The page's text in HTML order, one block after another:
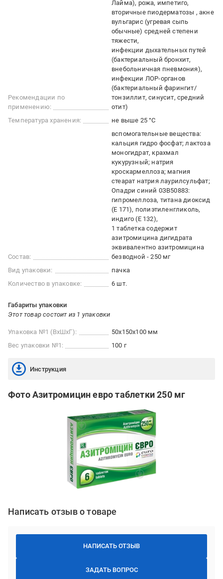
Рекомендации по
применению:
Лайма), рожа, импетиго,
вторичные пиодерматозы , акне
вульгарис (угревая сыпь
обычные) средней степени
тяжести
инфекции дыхательных путей
(бактериальный бронхит,
внебольничная пневмония)
инфекции ЛОР-органов
(бактериальный фарингит/
тонзиллит, синусит, средний
отит)
Температура хранения:
не выше 25 °C
Состав:
вспомогательные вещества:
кальция гидро фосфат; лактоза
моногидрат, крахмал
кукурузный; натрия
кроскармеллоза; магния
стеарат натрия лаурилсульфат;
Опадри синий 0ЗВ50883:
гипромеллоза, титана диоксид
(Е 171), полиэтиленгликоль,
индиго (Е 132)
1 таблетка содержит
азитромицина дигидрата
эквивалентно азитромицина
безводной - 250 мг
Вид упаковки:
пачка
Количество в упаковке:
6 шт.
Габариты упаковки
Этот товар состоит из 1 упаковки
Упаковка №1 (ВхШхГ):
50x150x100 мм
Вес упаковки №1:
100 г
Инструкция
Фото Азитромицин евро таблетки 250 мг
Написать отзыв о товаре
НАПИСАТЬ ОТЗЫВ
ЗАДАТЬ ВОПРОС